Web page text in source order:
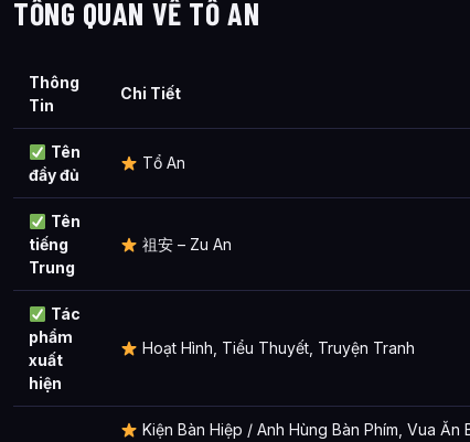
TỔNG QUAN VỀ TỔ AN
Thông
Tin
Chi Tiết
Tên
đầy đủ
Tổ An
Tên
tiếng
Trung
祖安 – Zu An
Tác
phẩm
xuất
hiện
Hoạt Hình, Tiểu Thuyết, Truyện Tranh
Kiện Bàn Hiệp / Anh Hùng Bàn Phím, Vua